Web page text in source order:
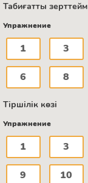
Табиғатты
Упражнение
1 3
6 8
Тіршілік көзі
Упражнение
1 3
9 10